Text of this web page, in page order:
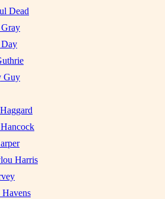
Dead
Day
Guy
Harris